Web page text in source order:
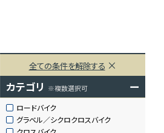
全ての条件を解除する
カテゴリ ※複数選択可 ー
ロードバイク
グラベル／シクロクロスバイク